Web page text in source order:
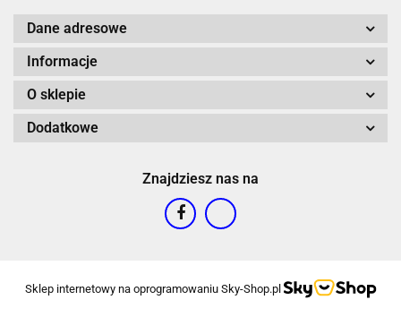
Dane adresowe
Informacje
O sklepie
Dodatkowe
Znajdziesz nas na
Sklep internetowy na oprogramowaniu Sky-Shop.pl